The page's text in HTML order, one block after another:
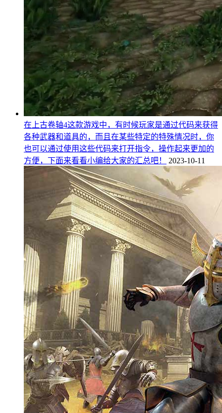
在上古卷轴4这款游戏中，有时候玩家是通过代码来获得
各种武器和道具的，而且在某些特定的特殊情况时，你
也可以通过使用这些代码来打开指令，操作起来更加的
方便，下面来看看小编给大家的汇总吧！
2023-10-11